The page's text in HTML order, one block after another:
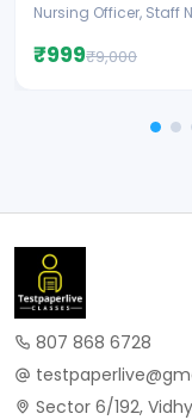
Nursing Officer, Staff
₹999₹9,000
807 868 6728
Sector 6/192,